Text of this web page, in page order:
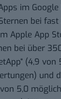
im
bei
Apple App
bei über
(4,9
und
5,0